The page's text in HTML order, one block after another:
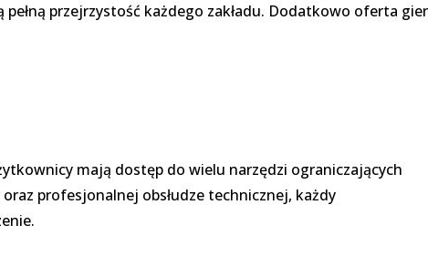
przejrzystość każdego zakładu. Dodatkowo oferta gier
mają dostęp do wielu narzędzi ograniczających
profesjonalnej obsłudze technicznej, każdy